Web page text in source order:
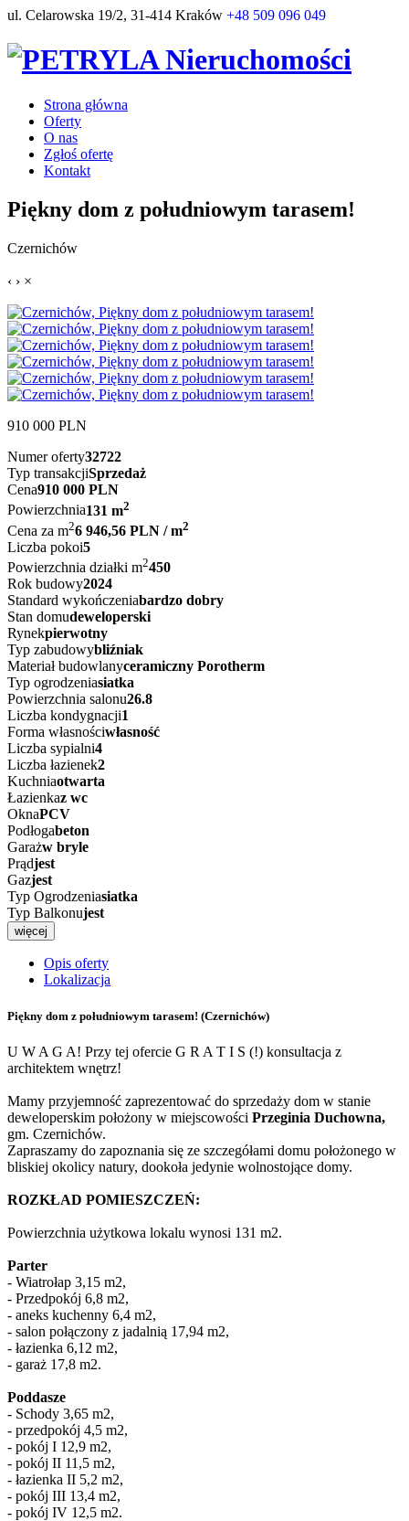
ul. Celarowska 19/2, 31-414 Kraków +48 509 096 049
Strona główna
Oferty
O nas
Zgłoś ofertę
Kontakt
Piękny dom z południowym tarasem!
Czernichów
‹ › ×
910 000 PLN
Numer oferty32722
Typ transakcjiSprzedaż
Cena910 000 PLN
Powierzchnia131 m2
Cena za m26 946,56 PLN / m2
Liczba pokoi5
Powierzchnia działki m2450
Rok budowy2024
Standard wykończeniabardzo dobry
Stan domudeweloperski
Rynekpierwotny
Typ zabudowybliźniak
Materiał budowlanyceramiczny Porotherm
Typ ogrodzeniasiatka
Powierzchnia salonu26.8
Liczba kondygnacji1
Forma własnościwłasność
Liczba sypialni4
Liczba łazienek2
Kuchniaotwarta
Łazienkaz wc
OknaPCV
Podłogabeton
Garażw bryle
Prądjest
Gazjest
Typ Ogrodzeniasiatka
Typ Balkonujest
więcej
Opis oferty
Lokalizacja
Piękny dom z południowym tarasem! (Czernichów)
U W A G A! Przy tej ofercie G R A T I S (!) konsultacja z
architektem wnętrz!
Mamy przyjemność zaprezentować do sprzedaży dom w stanie
deweloperskim położony w miejscowości Przeginia Duchowna,
gm. Czernichów.
Zapraszamy do zapoznania się ze szczegółami domu położonego w
bliskiej okolicy natury, dookoła jedynie wolnostojące domy.
ROZKŁAD POMIESZCZEŃ:
Powierzchnia użytkowa lokalu wynosi 131 m2.
Parter
- Wiatrołap 3,15 m2,
- Przedpokój 6,8 m2,
- aneks kuchenny 6,4 m2,
- salon połączony z jadalnią 17,94 m2,
- łazienka 6,12 m2,
- garaż 17,8 m2.
Poddasze
- Schody 3,65 m2,
- przedpokój 4,5 m2,
- pokój I 12,9 m2,
- pokój II 11,5 m2,
- łazienka II 5,2 m2,
- pokój III 13,4 m2,
- pokój IV 12,5 m2.